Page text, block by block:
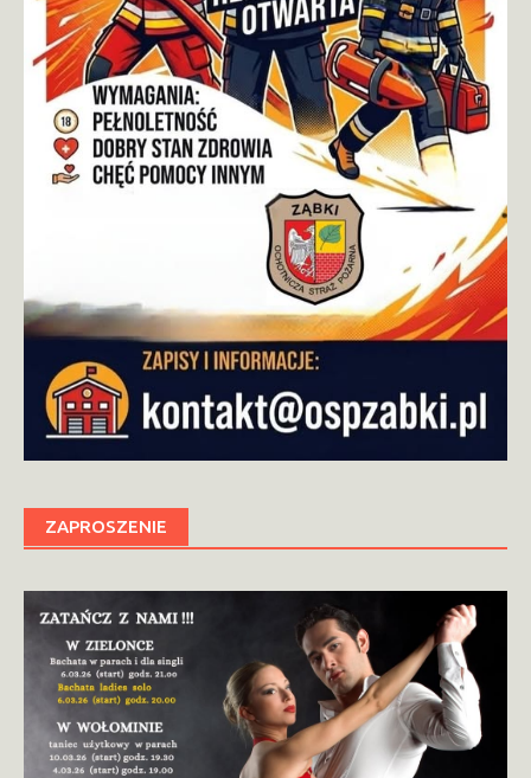
ZAPROSZENIE